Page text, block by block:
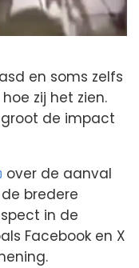
en soms zelfs
zij het zien.
de impact
over de aanval
bredere
in de
Facebook en X